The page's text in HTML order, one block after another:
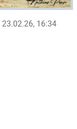
23.02.26, 16:34